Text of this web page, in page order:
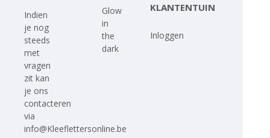
Indien
je nog
steeds
met
vragen
zit kan
je ons
contacteren
via
info@Kleeflettersonline.be
Glow
in
the
dark
KLANTENTUIN
Inloggen